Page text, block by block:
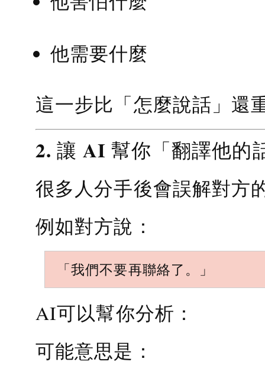
他需要什麼
這一步比「怎麼說話」還
2. 讓 AI 幫你「翻譯他的
很多人分手後會誤解對方
例如對方說：
「我們不要再聯絡了。」
AI可以幫你分析：
可能意思是：